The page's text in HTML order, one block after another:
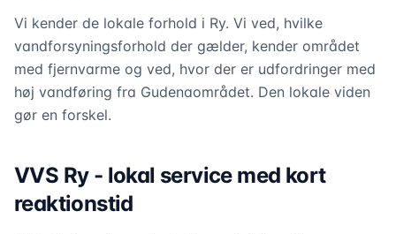
Vi kender de lokale forhold i Ry. Vi ved, hvilke
vandforsyningsforhold der gælder, kender området
med fjernvarme og ved, hvor der er udfordringer med
høj vandføring fra Gudenaområdet. Den lokale viden
gør en forskel.
VVS Ry - lokal service med kort
reaktionstid